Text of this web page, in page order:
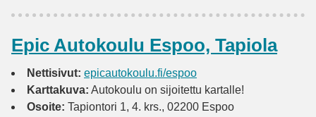
Epic Autokoulu Espoo, Tapiola
Nettisivut: epicautokoulu.fi/espoo
Karttakuva: Autokoulu on sijoitettu kartalle!
Osoite: Tapiontori 1, 4. krs., 02200 Espoo